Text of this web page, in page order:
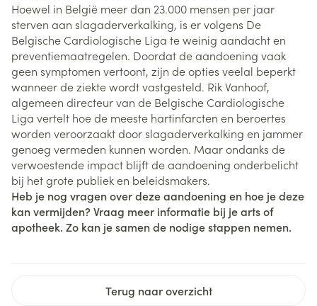
Hoewel in België meer dan 23.000 mensen per jaar
sterven aan slagaderverkalking, is er volgens De
Belgische Cardiologische Liga te weinig aandacht en
preventiemaatregelen. Doordat de aandoening vaak
geen symptomen vertoont, zijn de opties veelal beperkt
wanneer de ziekte wordt vastgesteld. Rik Vanhoof,
algemeen directeur van de Belgische Cardiologische
Liga vertelt hoe de meeste hartinfarcten en beroertes
worden veroorzaakt door slagaderverkalking en jammer
genoeg vermeden kunnen worden. Maar ondanks de
verwoestende impact blijft de aandoening onderbelicht
bij het grote publiek en beleidsmakers.
Heb je nog vragen over deze aandoening en hoe je deze
kan vermijden? Vraag meer informatie bij je arts of
apotheek. Zo kan je samen de nodige stappen nemen.
Terug naar overzicht